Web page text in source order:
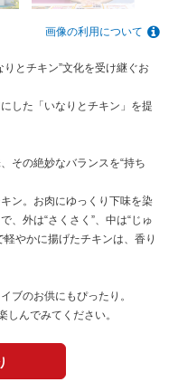
画像の利用について
りとチキン”文化を受け継ぐお
した「いなりとチキン」を提
その絶妙なバランスを“持ち
ン。お肉にゆっくり下味を染
、外は“さくさく”、中は“じゅ
やかに揚げたチキンは、香り
ブのお供にもぴったり。
しんでみてください。